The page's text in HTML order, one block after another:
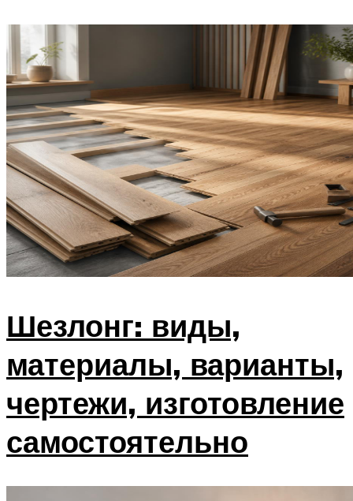
Шезлонг: виды,
материалы, варианты,
чертежи, изготовление
самостоятельно